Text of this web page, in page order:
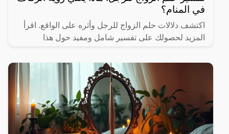
في المنام؟
اكتشف دلالات حلم الزواج للرجل وأثره على الواقع. اقرأ
المزيد لحصولك على تفسير شامل ومفيد حول هذا